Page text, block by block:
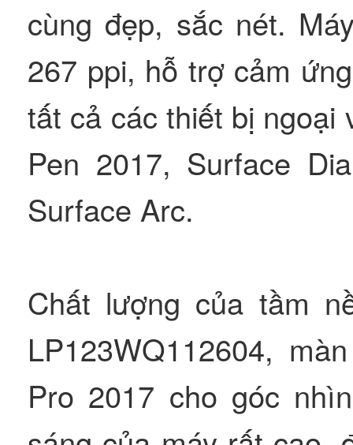
cùng đẹp, sắc nét.
267 ppi, hỗ trợ cảm
tất cả các thiết bị
Pen 2017, Surface
Surface Arc.
Chất lượng của tầm
LP123WQ112604,
Pro 2017 cho góc